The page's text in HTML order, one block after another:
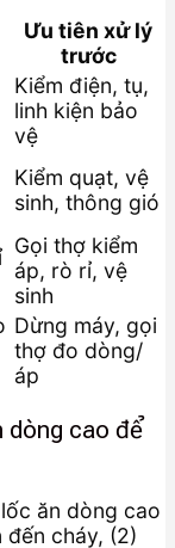
Ưu tiên xử lý
trước
Kiểm điện, tụ,
linh kiện bảo
vệ
Kiểm quạt, vệ
sinh, thông gió
Gọi thợ kiểm
áp, rò rỉ, vệ
sinh
Dừng máy, gọi
thợ đo dòng/
áp
dòng cao để
ăn dòng cao
đến cháy, (2)